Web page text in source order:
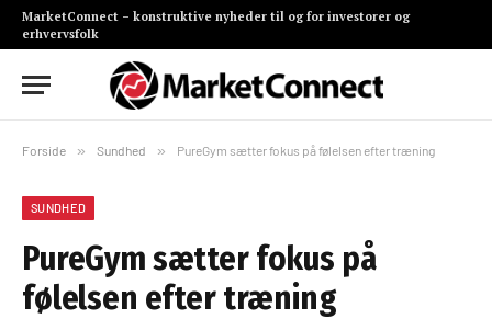
MarketConnect – konstruktive nyheder til og for investorer og
erhvervsfolk
Forside » Sundhed » PureGym sætter fokus på følelsen efter træning
SUNDHED
PureGym sætter fokus på
følelsen efter træning